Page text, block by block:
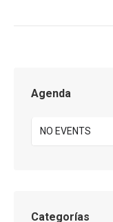
Agenda
NO EVENTS
Categorías